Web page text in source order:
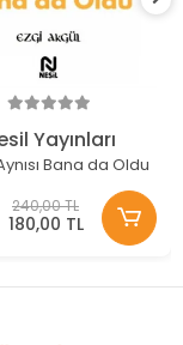
Yayınları
Bana da Oldu
240,00 TL
180,00 TL